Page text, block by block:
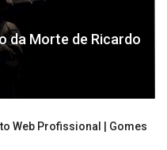
da Morte de Ricardo
Web Profissional | Gomes